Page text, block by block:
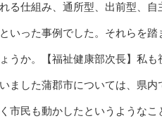
る仕組み、通所型、出前型、
いった事例でした。それらを踏
うか。【福祉健康部次長】私
ました蒲郡市については、県
市民も動かしたというような